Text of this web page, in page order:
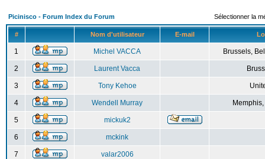
Picinisco - Forum Index du Forum Sélectionner la
# Nom d'utilisateur E-mail
1 Michel VACCA Brussels,
2 Laurent Vacca
3 Tony Kehoe
4 Wendell Murray
5 mickuk2
6 mckink
7 valar2006